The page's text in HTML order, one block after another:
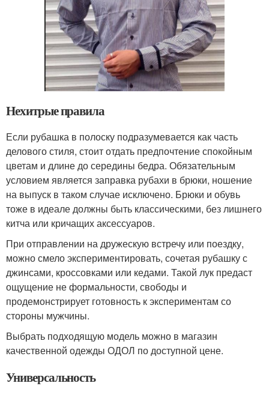
Нехитрые правила
Если рубашка в полоску подразумевается как часть
делового стиля, стоит отдать предпочтение спокойным
цветам и длине до середины бедра. Обязательным
условием является заправка рубахи в брюки, ношение
на выпуск в таком случае исключено. Брюки и обувь
тоже в идеале должны быть классическими, без лишнего
китча или кричащих аксессуаров.
При отправлении на дружескую встречу или поездку,
можно смело экспериментировать, сочетая рубашку с
джинсами, кроссовками или кедами. Такой лук предаст
ощущение не формальности, свободы и
продемонстрирует готовность к экспериментам со
стороны мужчины.
Выбрать подходящую модель можно в магазин
качественной одежды ОДОЛ по доступной цене.
Универсальность